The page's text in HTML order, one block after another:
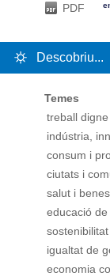
PDF
Descobriu...
Temes
treball
indústria,
consum i
ciutats i
salut i
educació
sostenibilitat
igualtat de
economia